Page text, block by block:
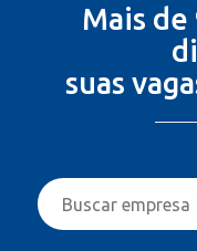
Mais de
suas